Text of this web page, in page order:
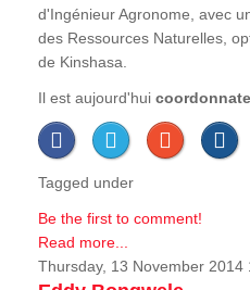
d'Ingénieur Agronome, avec
des Ressources Naturelles,
de Kinshasa.
Il est aujourd'hui
Tagged under
Be the first to comment!
Read more...
Thursday, 13 November 2014